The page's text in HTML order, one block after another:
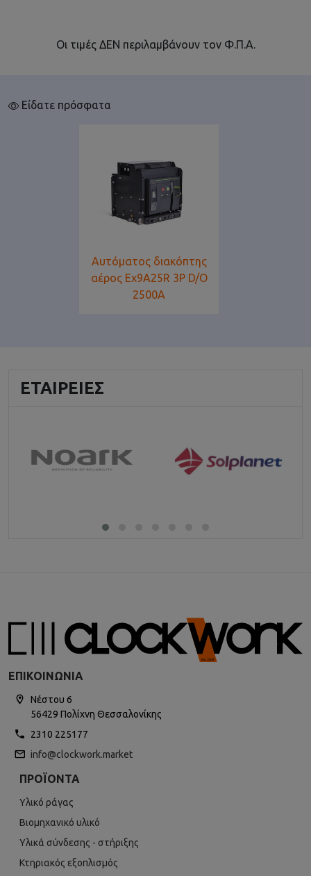
Οι τιμές ΔΕΝ περιλαμβάνουν τον Φ.Π.Α.
Είδατε πρόσφατα
Αυτόματος διακόπτης
αέρος Ex9A25R 3P D/O
2500A
ΕΤΑΙΡΕΊΕΣ
ΕΠΙΚΟΙΝΩΝΊΑ
Νέστου 6
56429 Πολίχνη Θεσσαλονίκης
2310 225177
info@clockwork.market
ΠΡΟΪΌΝΤΑ
Υλικό ράγας
Βιομηχανικό υλικό
Υλικά σύνδεσης - στήριξης
Κτηριακός εξοπλισμός